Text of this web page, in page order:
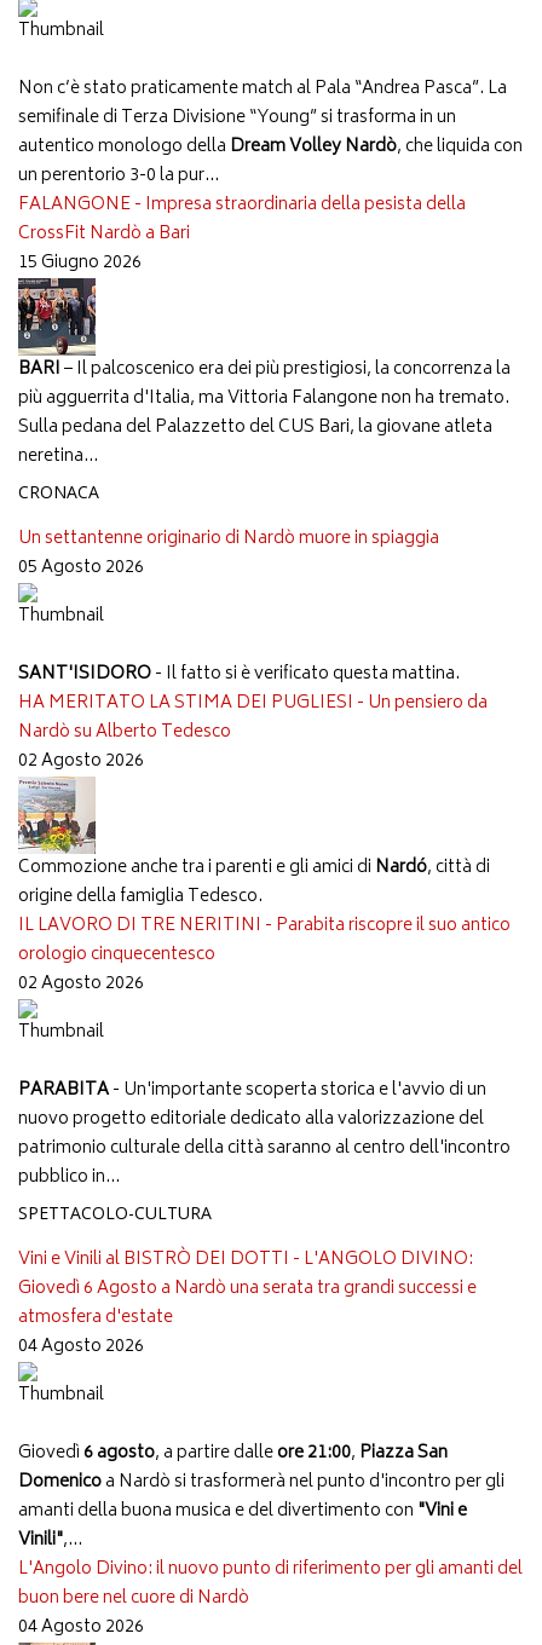
Non c’è stato praticamente match al Pala “Andrea Pasca”. La
semifinale di Terza Divisione “Young” si trasforma in un
autentico monologo della Dream Volley Nardò, che liquida con
un perentorio 3-0 la pur...
FALANGONE - Impresa straordinaria della pesista della
CrossFit Nardò a Bari
15 Giugno 2026
BARI– Il palcoscenico era dei più prestigiosi, la concorrenza la
più agguerrita d'Italia, ma Vittoria Falangone non ha tremato.
Sulla pedana del Palazzetto del CUS Bari, la giovane atleta
neretina...
CRONACA
Un settantenne originario di Nardò muore in spiaggia
05 Agosto 2026
SANT'ISIDORO- Il fatto si è verificato questa mattina.
HA MERITATO LA STIMA DEI PUGLIESI - Un pensiero da
Nardò su Alberto Tedesco
02 Agosto 2026
Commozione anche tra i parenti e gli amici di Nardó, città di
origine della famiglia Tedesco.
IL LAVORO DI TRE NERITINI - Parabita riscopre il suo antico
orologio cinquecentesco
02 Agosto 2026
PARABITA- Un'importante scoperta storica e l'avvio di un
nuovo progetto editoriale dedicato alla valorizzazione del
patrimonio culturale della città saranno al centro dell'incontro
pubblico in...
SPETTACOLO-CULTURA
Vini e Vinili al BISTRÒ DEI DOTTI - L'ANGOLO DIVINO:
Giovedì 6 Agosto a Nardò una serata tra grandi successi e
atmosfera d'estate
04 Agosto 2026
Giovedì 6 agosto, a partire dalleore 21:00, Piazza San
Domenicoa Nardò si trasformerà nel punto d'incontro per gli
amanti della buona musica e del divertimento con "Vini e
Vinili",...
L'Angolo Divino: il nuovo punto di riferimento per gli amanti del
buon bere nel cuore di Nardò
04 Agosto 2026